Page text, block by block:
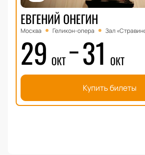
ЕВГЕНИЙ ОНЕГИН
Москва Геликон-опера Зал
29 ОКТ 31 ОКТ
Купить билеты